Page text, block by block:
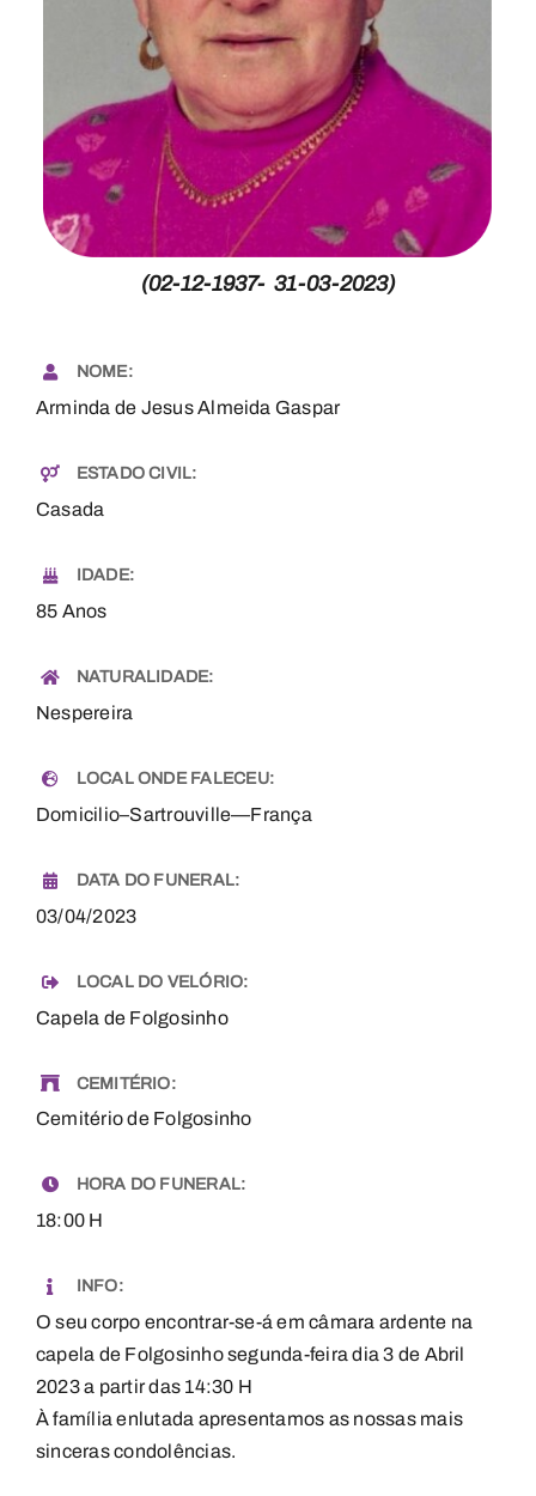
Contactos
(02-12-1937- 31-03-2023)
NOME:
Arminda de Jesus Almeida Gaspar
ESTADO CIVIL:
Casada
IDADE:
85 Anos
NATURALIDADE:
Nespereira
LOCAL ONDE FALECEU:
Domicilio–Sartrouville—França
DATA DO FUNERAL:
03/04/2023
LOCAL DO VELÓRIO:
Capela de Folgosinho
CEMITÉRIO:
Cemitério de Folgosinho
HORA DO FUNERAL:
18:00 H
INFO:
O seu corpo encontrar-se-á em câmara ardente na
capela de Folgosinho segunda-feira dia 3 de Abril
2023 a partir das 14:30 H
À família enlutada apresentamos as nossas mais
sinceras condolências.